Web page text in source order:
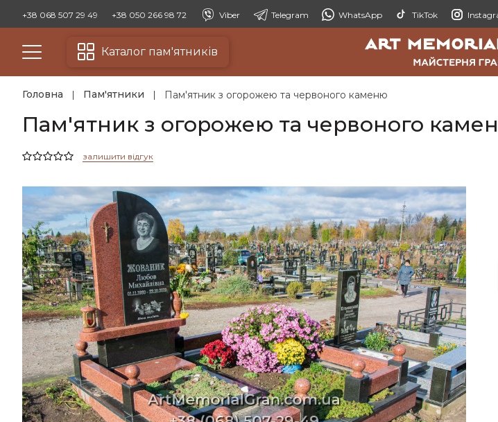
+38 068 507 29 49 +38 050 266 98 72 Viber Telegram WhatsApp TikTok
Каталог пам'ятників
Головна Пам'ятники Пам'ятник з огорожею та червоного каменю
Пам'ятник з огорожею та червоного
залишити відгук